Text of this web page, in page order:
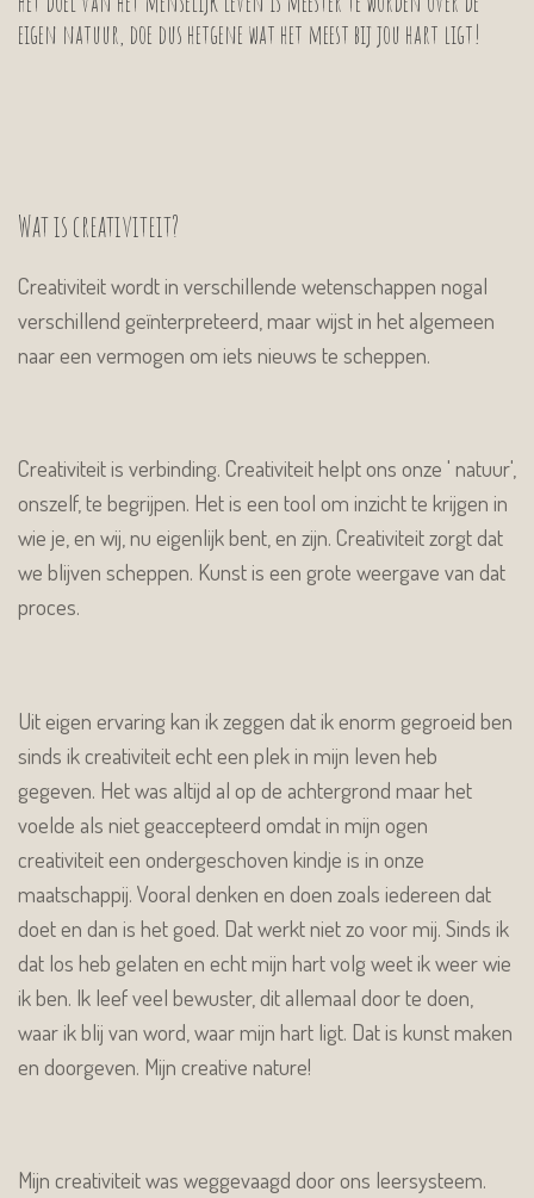
eigen natuur, doe dus hetgene wat het meest bij jou hart ligt!
Wat is creativiteit?
Creativiteit wordt in verschillende wetenschappen nogal
verschillend geïnterpreteerd, maar wijst in het algemeen
naar een vermogen om iets nieuws te scheppen.
Creativiteit is verbinding. Creativiteit helpt ons onze ' natuur',
onszelf, te begrijpen. Het is een tool om inzicht te krijgen in
wie je, en wij, nu eigenlijk bent, en zijn. Creativiteit zorgt dat
we blijven scheppen. Kunst is een grote weergave van dat
proces.
Uit eigen ervaring kan ik zeggen dat ik enorm gegroeid ben
sinds ik creativiteit echt een plek in mijn leven heb
gegeven. Het was altijd al op de achtergrond maar het
voelde als niet geaccepteerd omdat in mijn ogen
creativiteit een ondergeschoven kindje is in onze
maatschappij. Vooral denken en doen zoals iedereen dat
doet en dan is het goed. Dat werkt niet zo voor mij. Sinds ik
dat los heb gelaten en echt mijn hart volg weet ik weer wie
ik ben. Ik leef veel bewuster, dit allemaal door te doen,
waar ik blij van word, waar mijn hart ligt. Dat is kunst maken
en doorgeven. Mijn creative nature!
Mijn creativiteit was weggevaagd door ons leersysteem.